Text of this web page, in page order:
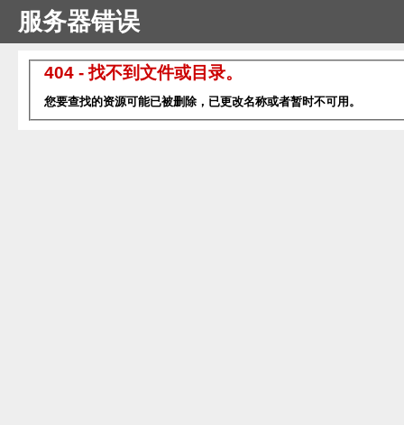
服务器错误
404 - 找不到文件或目录。
您要查找的资源可能已被删除，已更改名称或者暂时不可用。